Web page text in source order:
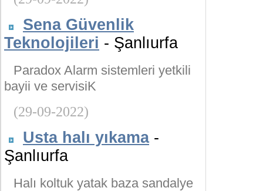
Sena Güvenlik
Teknolojileri - Şanlıurfa
Paradox Alarm sistemleri yetkili
bayii ve servisiK
(29-09-2022)
Usta halı yıkama-
Şanlıurfa
Halı koltuk yatak baza sandalye